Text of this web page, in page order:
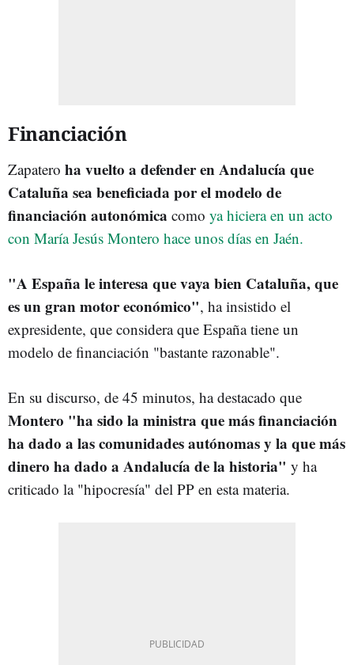
Financiación
Zapatero ha vuelto a defender en Andalucía que
Cataluña sea beneficiada por el modelo de
financiación autonómica como ya hiciera en un acto
con María Jesús Montero hace unos días en Jaén.
"A España le interesa que vaya bien Cataluña, que
es un gran motor económico", ha insistido el
expresidente, que considera que España tiene un
modelo de financiación "bastante razonable".
En su discurso, de 45 minutos, ha destacado que
Montero "ha sido la ministra que más financiación
ha dado a las comunidades autónomas y la que más
dinero ha dado a Andalucía de la historia" y ha
criticado la "hipocresía" del PP en esta materia.